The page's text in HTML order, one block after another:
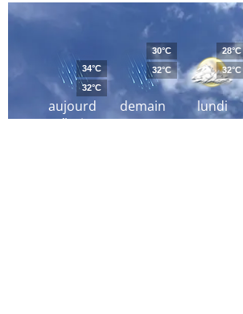
aujourd
´hui
34°C
32°C
demain
30°C
32°C
lundi
28°C
32°C